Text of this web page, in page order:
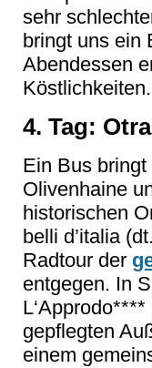
sehr
bringt uns ein
Abendessen
Köstlichkeiten.
4. Tag:
Ein Bus
Olivenhaine
historischen
belli d’italia
Radtour der
entgegen. In
gepflegten
einem